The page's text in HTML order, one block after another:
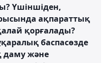
Үшіншіден,
ақпараттық
қорғалады?
баспасөзде
даму және